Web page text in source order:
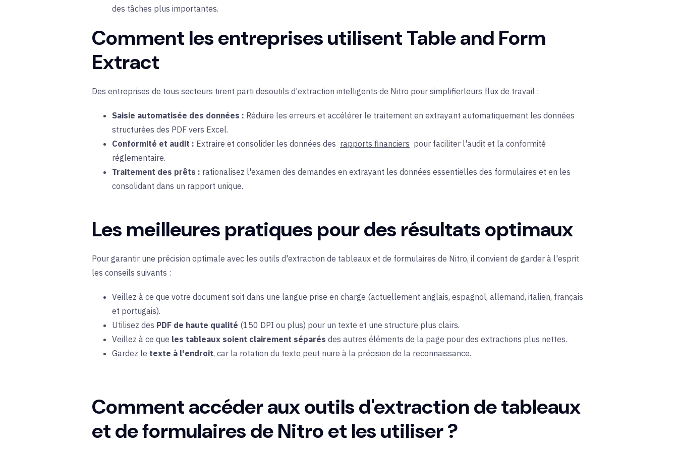
des tâches plus importantes.
Comment les entreprises utilisent Table and Form
Extract
Des entreprises de tous secteurs tirent parti desoutils d'extraction intelligents de Nitro pour simplifierleurs flux de travail :
Saisie automatisée des données : Réduire les erreurs et accélérer le traitement en extrayant automatiquement les données
structurées des PDF vers Excel.
Conformité et audit : Extraire et consolider les données des rapports financiers pour faciliter l'audit et la conformité
réglementaire.
Traitement des prêts : rationalisez l'examen des demandes en extrayant les données essentielles des formulaires et en les
consolidant dans un rapport unique.
Les meilleures pratiques pour des résultats optimaux
Pour garantir une précision optimale avec les outils d'extraction de tableaux et de formulaires de Nitro, il convient de garder à l'esprit
les conseils suivants :
Veillez à ce que votre document soit dans une langue prise en charge (actuellement anglais, espagnol, allemand, italien, français
et portugais).
Utilisez des PDF de haute qualité (150 DPI ou plus) pour un texte et une structure plus clairs.
Veillez à ce que les tableaux soient clairement séparés des autres éléments de la page pour des extractions plus nettes.
Gardez le texte à l'endroit, car la rotation du texte peut nuire à la précision de la reconnaissance.
Comment accéder aux outils d'extraction de tableaux
et de formulaires de Nitro et les utiliser ?